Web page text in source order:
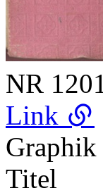
NR
Link
Graphik
Titel